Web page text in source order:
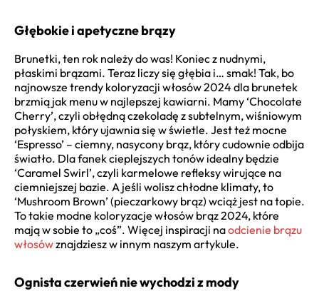
Głębokie i apetyczne brązy
Brunetki, ten rok należy do was! Koniec z nudnymi,
płaskimi brązami. Teraz liczy się głębia i… smak! Tak, bo
najnowsze trendy koloryzacji włosów 2024 dla brunetek
brzmią jak menu w najlepszej kawiarni. Mamy ‘Chocolate
Cherry’, czyli obłędną czekoladę z subtelnym, wiśniowym
połyskiem, który ujawnia się w świetle. Jest też mocne
‘Espresso’ – ciemny, nasycony brąz, który cudownie odbija
światło. Dla fanek cieplejszych tonów idealny będzie
‘Caramel Swirl’, czyli karmelowe refleksy wirujące na
ciemniejszej bazie. A jeśli wolisz chłodne klimaty, to
‘Mushroom Brown’ (pieczarkowy brąz) wciąż jest na topie.
To takie modne koloryzacje włosów brąz 2024, które
mają w sobie to „coś”. Więcej inspiracji naodcienie brązu
włosówznajdziesz w innym naszym artykule.
Ognista czerwień nie wychodzi z mody